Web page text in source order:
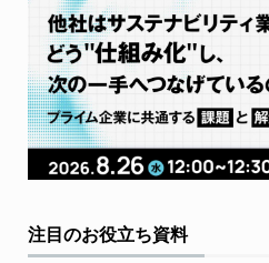
注目のお役立ち資料